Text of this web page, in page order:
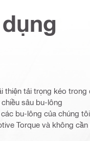
thiện tải trọng kéo trong
sâu bu-lông
bu-lông của chúng
Torque và không cần